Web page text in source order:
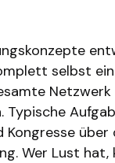
selbst
Netzwerk
Typische
Wer Lust hat,